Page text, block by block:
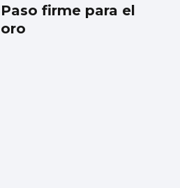
Paso firme para el
oro